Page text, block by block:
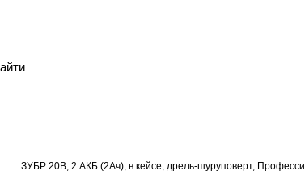
ЗУБР 20В, 2 АКБ (2Ач), в кейсе, дрель-шуруповерт,